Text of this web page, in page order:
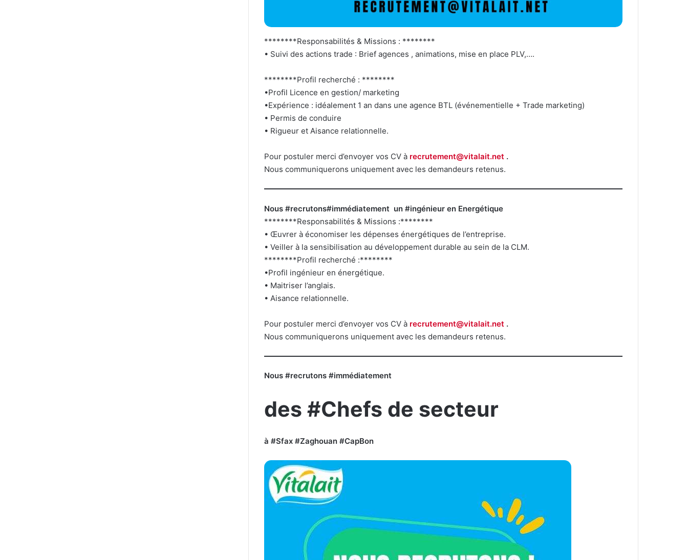
********Responsabilités & Missions : ********
• Suivi des actions trade : Brief agences , animations, mise en place PLV,….
********Profil recherché : ********
•Profil Licence en gestion/ marketing
•Expérience : idéalement 1 an dans une agence BTL (événementielle + Trade marketing)
• Permis de conduire
• Rigueur et Aisance relationnelle.
Pour postuler merci d’envoyer vos CV à recrutement@vitalait.net .
Nous communiquerons uniquement avec les demandeurs retenus.
Nous #recrutons#immédiatement un #ingénieur en Energétique
********Responsabilités & Missions :********
• Œuvrer à économiser les dépenses énergétiques de l’entreprise.
• Veiller à la sensibilisation au développement durable au sein de la CLM.
********Profil recherché :********
•Profil ingénieur en énergétique.
• Maitriser l’anglais.
• Aisance relationnelle.
Pour postuler merci d’envoyer vos CV à recrutement@vitalait.net .
Nous communiquerons uniquement avec les demandeurs retenus.
Nous #recrutons #immédiatement
des #Chefs de secteur
à #Sfax #Zaghouan #CapBon